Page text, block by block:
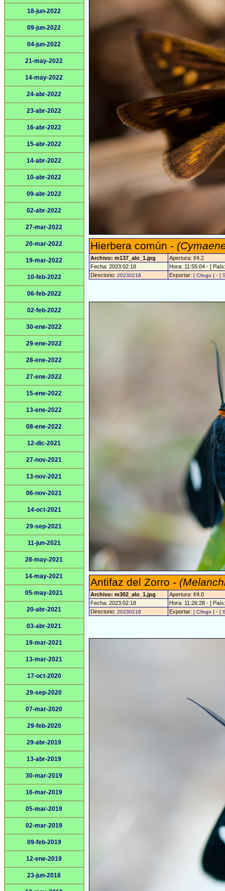
18-jun-2022
09-jun-2022
04-jun-2022
21-may-2022
14-may-2022
24-abr-2022
23-abr-2022
16-abr-2022
15-abr-2022
14-abr-2022
10-abr-2022
09-abr-2022
02-abr-2022
27-mar-2022
20-mar-2022
19-mar-2022
10-feb-2022
06-feb-2022
02-feb-2022
30-ene-2022
29-ene-2022
28-ene-2022
27-ene-2022
15-ene-2022
13-ene-2022
08-ene-2022
12-dic-2021
27-nov-2021
13-nov-2021
06-nov-2021
14-oct-2021
29-sep-2021
11-jun-2021
28-may-2021
14-may-2021
05-may-2021
20-abr-2021
03-abr-2021
19-mar-2021
13-mar-2021
17-oct-2020
29-sep-2020
07-mar-2020
29-feb-2020
29-abr-2019
13-abr-2019
30-mar-2019
16-mar-2019
05-mar-2019
02-mar-2019
09-feb-2019
12-ene-2019
23-jun-2018
Hierbera común -
Archivo: m137_alo_1.jpg
Apertura: f/4.2
Fecha: 2023:02:18
Hora: 11:55:04 - [
Directorio: 20230218 Exportar: [ C/logo ] - [
Antifaz del Zorro -
Archivo: m302_alo_1.jpg
Apertura: f/4.0
Fecha: 2023:02:18
Hora: 11:26:28 - [
Directorio: 20230218 Exportar: [ C/logo ] - [